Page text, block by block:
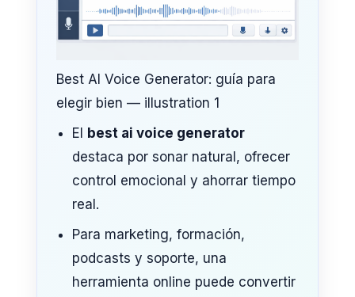
Best AI Voice Generator: guía para
elegir bien — illustration 1
El
best ai voice generator
destaca por sonar natural, ofrecer
control emocional y ahorrar tiempo
real.
Para marketing, formación,
podcasts y soporte, una
herramienta online puede convertir